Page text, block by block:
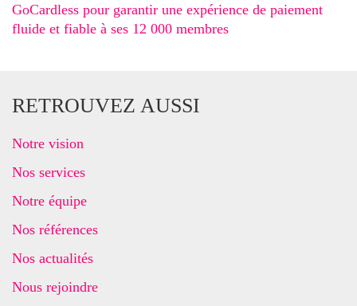
GoCardless pour garantir une expérience de paiement
fluide et fiable à ses 12 000 membres
RETROUVEZ AUSSI
Notre vision
Nos services
Notre équipe
Nos références
Nos actualités
Nous rejoindre